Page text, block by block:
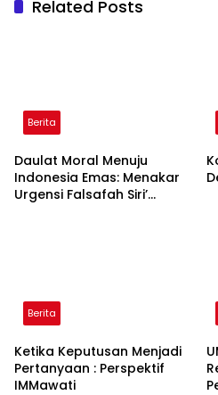
Related Posts
Berita
Daulat Moral Menuju
Indonesia Emas: Menakar
Urgensi Falsafah Siri’
Berita
Ketika Keputusan Menjadi
Pertanyaan : Perspektif
IMMawati